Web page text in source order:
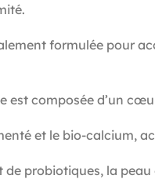
formulée pour
est composée d’un
et le bio-calcium,
de probiotiques, la